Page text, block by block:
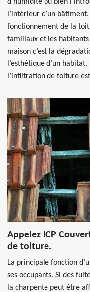
d’humidité ou bien
l’intérieur d’un
fonctionnement de la
familiaux et les habitants
maison c’est la
l’esthétique d’un
l’infiltration de toiture
Appelez ICP
de toiture.
La principale fonction
ses occupants. Si des
la charpente peut être